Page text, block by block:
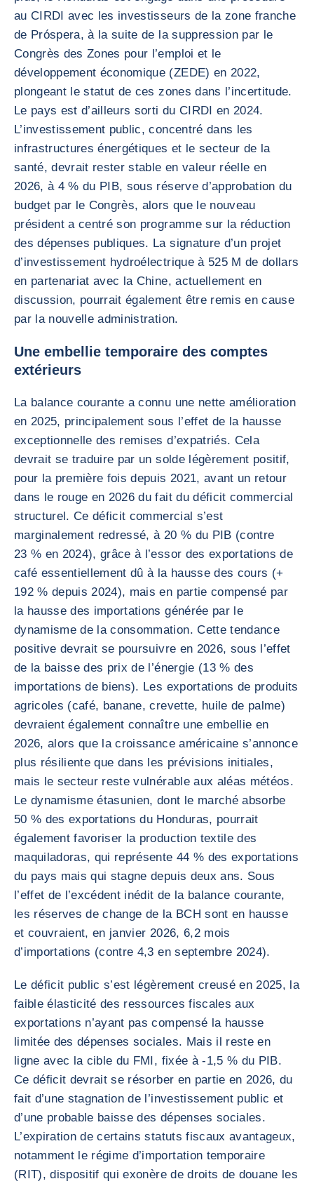
au CIRDI avec les investisseurs de la zone franche
de Próspera, à la suite de la suppression par le
Congrès des Zones pour l’emploi et le
développement économique (ZEDE) en 2022,
plongeant le statut de ces zones dans l’incertitude.
Le pays est d’ailleurs sorti du CIRDI en 2024.
L’investissement public, concentré dans les
infrastructures énergétiques et le secteur de la
santé, devrait rester stable en valeur réelle en
2026, à 4 % du PIB, sous réserve d’approbation du
budget par le Congrès, alors que le nouveau
président a centré son programme sur la réduction
des dépenses publiques. La signature d’un projet
d’investissement hydroélectrique à 525 M de dollars
en partenariat avec la Chine, actuellement en
discussion, pourrait également être remis en cause
par la nouvelle administration.
Une embellie temporaire des comptes
extérieurs
La balance courante a connu une nette amélioration
en 2025, principalement sous l’effet de la hausse
exceptionnelle des remises d’expatriés. Cela
devrait se traduire par un solde légèrement positif,
pour la première fois depuis 2021, avant un retour
dans le rouge en 2026 du fait du déficit commercial
structurel. Ce déficit commercial s’est
marginalement redressé, à 20 % du PIB (contre
23 % en 2024), grâce à l’essor des exportations de
café essentiellement dû à la hausse des cours (+
192 % depuis 2024), mais en partie compensé par
la hausse des importations générée par le
dynamisme de la consommation. Cette tendance
positive devrait se poursuivre en 2026, sous l’effet
de la baisse des prix de l’énergie (13 % des
importations de biens). Les exportations de produits
agricoles (café, banane, crevette, huile de palme)
devraient également connaître une embellie en
2026, alors que la croissance américaine s’annonce
plus résiliente que dans les prévisions initiales,
mais le secteur reste vulnérable aux aléas météos.
Le dynamisme étasunien, dont le marché absorbe
50 % des exportations du Honduras, pourrait
également favoriser la production textile des
maquiladoras, qui représente 44 % des exportations
du pays mais qui stagne depuis deux ans. Sous
l’effet de l’excédent inédit de la balance courante,
les réserves de change de la BCH sont en hausse
et couvraient, en janvier 2026, 6,2 mois
d’importations (contre 4,3 en septembre 2024).
Le déficit public s’est légèrement creusé en 2025, la
faible élasticité des ressources fiscales aux
exportations n’ayant pas compensé la hausse
limitée des dépenses sociales. Mais il reste en
ligne avec la cible du FMI, fixée à -1,5 % du PIB.
Ce déficit devrait se résorber en partie en 2026, du
fait d’une stagnation de l’investissement public et
d’une probable baisse des dépenses sociales.
L’expiration de certains statuts fiscaux avantageux,
notamment le régime d’importation temporaire
(RIT), dispositif qui exonère de droits de douane les